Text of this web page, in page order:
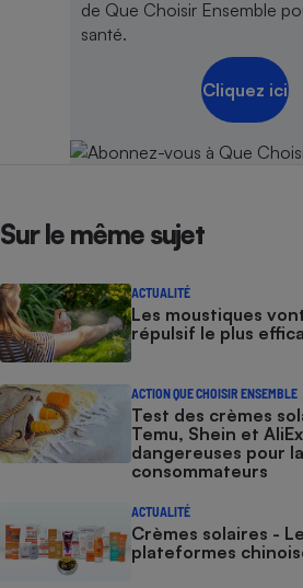
de Que Choisir Ensemble
santé.
Cliquez ici
Sur le même sujet
ACTUALITÉ
Les moustiques
répulsif le plus
ACTION QUE CHOISIR ENSEMBLE
Test des crèmes
Temu, Shein et
dangereuses pour
consommateurs
ACTUALITÉ
Crèmes solaires -
plateformes